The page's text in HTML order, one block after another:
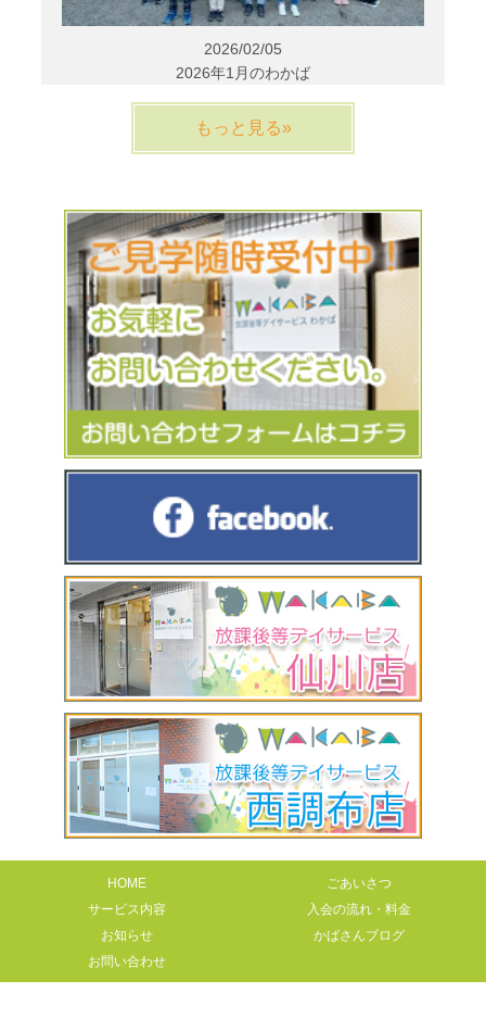
2026/02/05
2026年1月のわかば
もっと見る»
HOME
ごあいさつ
サービス内容
入会の流れ・料金
お知らせ
かばさんブログ
お問い合わせ